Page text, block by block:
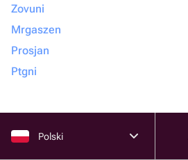
Zovuni
Mrgaszen
Prosjan
Ptgni
Polski